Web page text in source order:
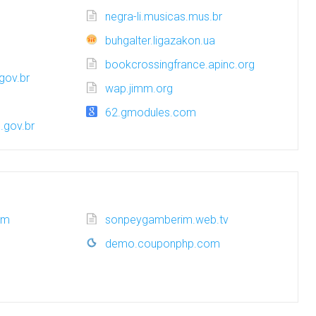
negra-li.musicas.mus.br
buhgalter.ligazakon.ua
bookcrossingfrance.apinc.org
wap.jimm.org
62.gmodules.com
sonpeygamberim.web.tv
demo.couponphp.com